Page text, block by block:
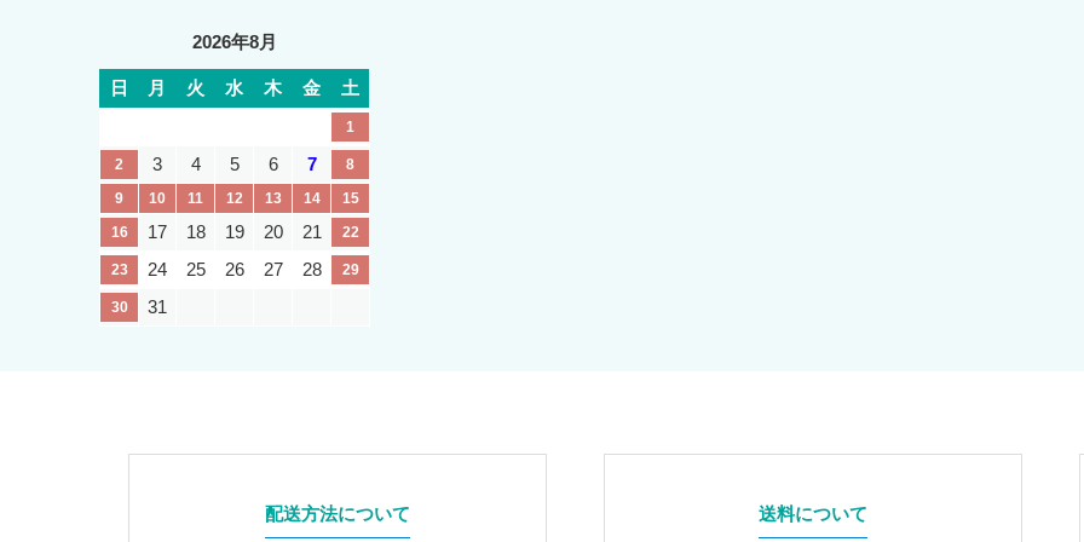
2026年8月
日 月 火 水 木 金 土
1
2 3 4 5 6 7
8
9
10 11 12 13 14
15
16
17 18 19 20 21 22
23 24 25 26 27 28 29
30 31
配送方法について 送料について